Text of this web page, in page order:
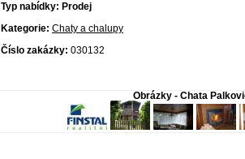
Typ nabídky: Prodej
Kategorie: Chaty a chalupy
Číslo zakázky: 030132
Obrázky - Chata